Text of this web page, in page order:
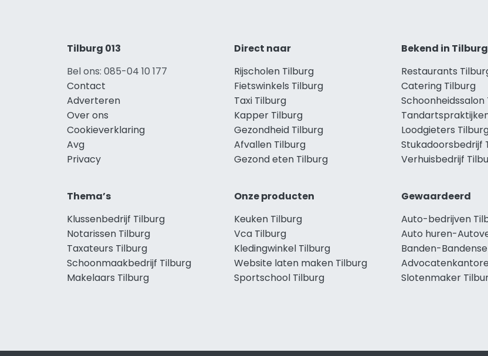
Tilburg 013
Bel ons: 085-04 10 177
Contact
Adverteren
Over ons
Cookieverklaring
Avg
Privacy
Direct naar
Rijscholen Tilburg
Fietswinkels Tilburg
Taxi Tilburg
Kapper Tilburg
Gezondheid Tilburg
Afvallen Tilburg
Gezond eten Tilburg
Bekend in Tilburg
Restaurants
Catering Tilburg
Schoonheidssalon
Loodgieters
Stukadoorsbedrijf
Verhuisbedrijf
Thema’s
Klussenbedrijf Tilburg
Notarissen Tilburg
Taxateurs Tilburg
Schoonmaakbedrijf Tilburg
Makelaars Tilburg
Onze producten
Keuken Tilburg
Vca Tilburg
Kledingwinkel Tilburg
Website laten maken Tilburg
Sportschool Tilburg
Gewaardeerd
Auto-bedrijven
Auto huren-
Banden-
Slotenmaker